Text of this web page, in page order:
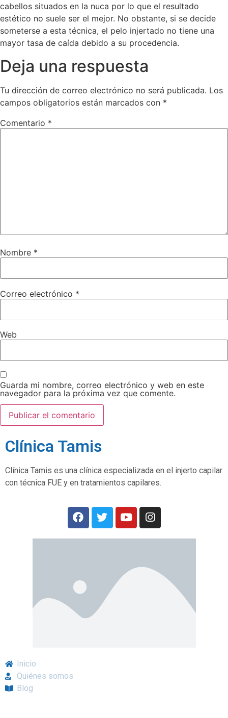
cabellos situados en la nuca por lo que el resultado
estético no suele ser el mejor. No obstante, si se decide
someterse a esta técnica, el pelo injertado no tiene una
mayor tasa de caída debido a su procedencia.
Deja una respuesta
Tu dirección de correo electrónico no será publicada. Los
campos obligatorios están marcados con *
Comentario *
Nombre *
Correo electrónico *
Web
Guarda mi nombre, correo electrónico y web en este
navegador para la próxima vez que comente.
Clínica Tamis
Clínica Tamis es una clínica especializada en el injerto capilar
con técnica FUE y en tratamientos capilares.
Inicio
Quiénes somos
Blog